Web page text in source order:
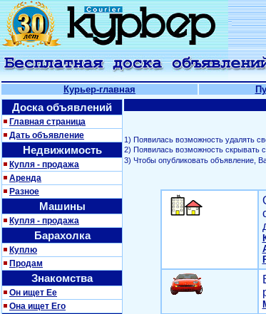
Курьер-главная
Доска объявлений
Главная страница
Дать объявление
Недвижимость
Купля - продажа
Аренда
Разное
Машины
Купля - продажа
Барахолка
Куплю
Продам
Знакомства
Он ищет Ее
Она ищет Его
1) Появилась возможность удалять
2) Появилась возможность скрывать
3) Чтобы опубликовать объявление,